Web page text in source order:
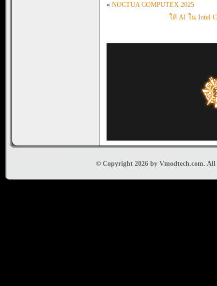
« NOCTUA COMPUTEX 2025
ให้ AI ใน Intel
© Copyright 2026 by Vmodtech.com.